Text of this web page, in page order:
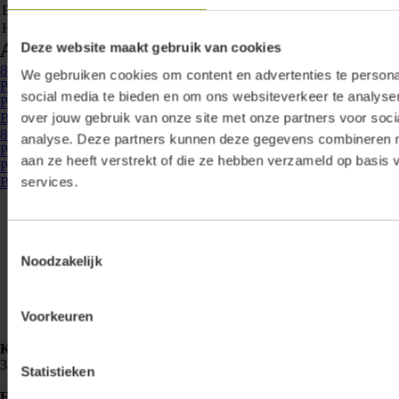
Deze website maakt gebruik van cookies
We gebruiken cookies om content en advertenties te
social media te bieden en om ons websiteverkeer te
over jouw gebruik van onze site met onze partners voor
analyse. Deze partners kunnen deze gegevens combineren
aan ze heeft verstrekt of die ze hebben verzameld op basis
services.
Noodzakelijk
Voorkeuren
Statistieken
Breedte
24.8 mm
Hoogte
Accessoires & opties
865104 - P20-IN-GS-2M
Profiel 20, inbouw, grijs, 2 meter
Profiel 20 inbouw 2 meter grijs ...
Bekijken
865110- P20-IN-W-2M
Profiel 20, inbouw, wit, 2 meter
Profiel 20 inbouw 2 meter wit ...
Bekijken
Klemko Techniek B.V.
3763 LB Soest